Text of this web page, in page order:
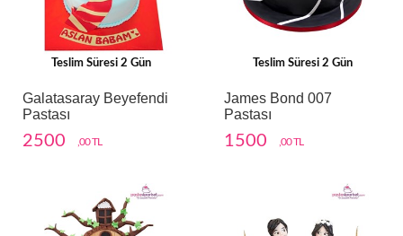
Teslim Süresi 2 Gün
Galatasaray Beyefendi
Pastası
2500 ,00 TL
Teslim Süresi 2 Gün
James Bond 007
Pastası
1500 ,00 TL